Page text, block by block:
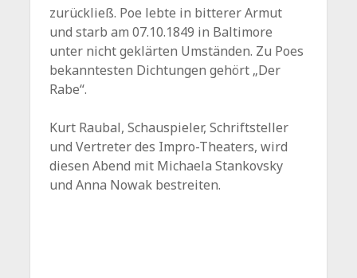
zurückließ. Poe lebte in bitterer Armut
und starb am 07.10.1849 in Baltimore
unter nicht geklärten Umständen. Zu Poes
bekanntesten Dichtungen gehört „Der
Rabe“.
Kurt Raubal, Schauspieler, Schriftsteller
und Vertreter des Impro-Theaters, wird
diesen Abend mit Michaela Stankovsky
und Anna Nowak bestreiten.